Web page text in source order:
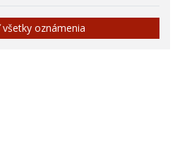
oznámenia